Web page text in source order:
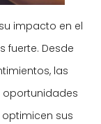
impacto en el
fuerte. Desde
las
oportunidades
sus